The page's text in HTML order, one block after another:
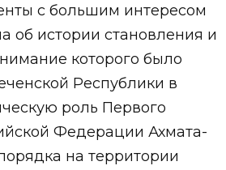
с большим интересом
истории становления и
которого было
Республики в
роль Первого
Федерации Ахмата-
на территории